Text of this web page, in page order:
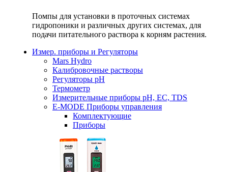
Помпы для установки в проточных системах
гидропоники и различных других системах, для
подачи питательного раствора к корням растения.
Измер. приборы и Регуляторы
Mars Hydro
Калибровочные растворы
Регуляторы рН
Термометр
Измерительные приборы pH, EC, TDS
E-MODE Приборы управления
Комплектующие
Приборы